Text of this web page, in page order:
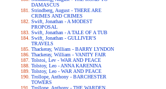
DAMASCUS
Strindberg, August - THERE ARE
CRIMES AND CRIMES
Swift, Jonathan - A MODEST
PROPOSAL
Swift, Jonathan - A TALE OF A TUB
Swift, Jonathan - GULLIVER'S
TRAVELS
Thackeray, William - BARRY LYNDON
Thackeray, William - VANITY FAIR
Tolstoi, Lev - WAR AND PEACE
Tolstoy, Leo - ANNA KARENINA
Tolstoy, Leo - WAR AND PEACE
Trollope, Anthony - BARCHESTER
TOWERS
Trollope, Anthony - THE WARDEN